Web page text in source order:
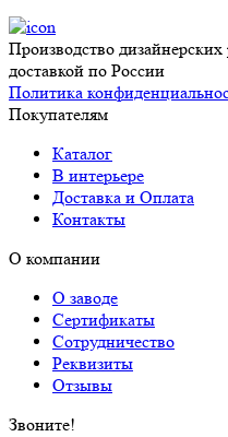
Производство дизайнерских
доставкой по России
Политика
Покупателям
Каталог
В интерьере
Доставка и Оплата
Контакты
О компании
О заводе
Сертификаты
Сотрудничество
Реквизиты
Отзывы
Звоните!